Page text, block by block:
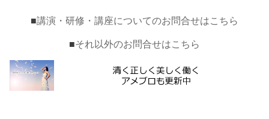
■講演・研修・講座についてのお問合せはこちら
■それ以外のお問合せはこちら